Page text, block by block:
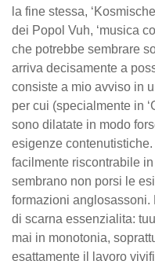
la fine stessa,
dei Popol Vuh, ‘musica
che potrebbe sembrare
arriva decisamente a
consiste a mio avviso in
per cui (specialmente in
sono dilatate in modo
esigenze
facilmente riscontrabile
sembrano non porsi le
formazioni anglosassoni.
di scarna essenzialita:
mai in monotonia,
esattamente il lavoro